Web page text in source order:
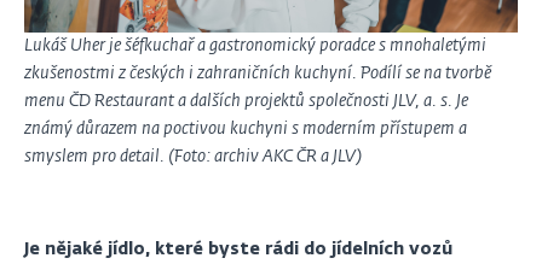
Lukáš Uher je šéfkuchař a gastronomický poradce s mnohaletými
zkušenostmi z českých i zahraničních kuchyní. Podílí se na tvorbě
menu ČD Restaurant a dalších projektů společnosti JLV, a. s. Je
známý důrazem na poctivou kuchyni s moderním přístupem a
smyslem pro detail. (Foto: archiv AKC ČR a JLV)
Je nějaké jídlo, které byste rádi do jídelních vozů